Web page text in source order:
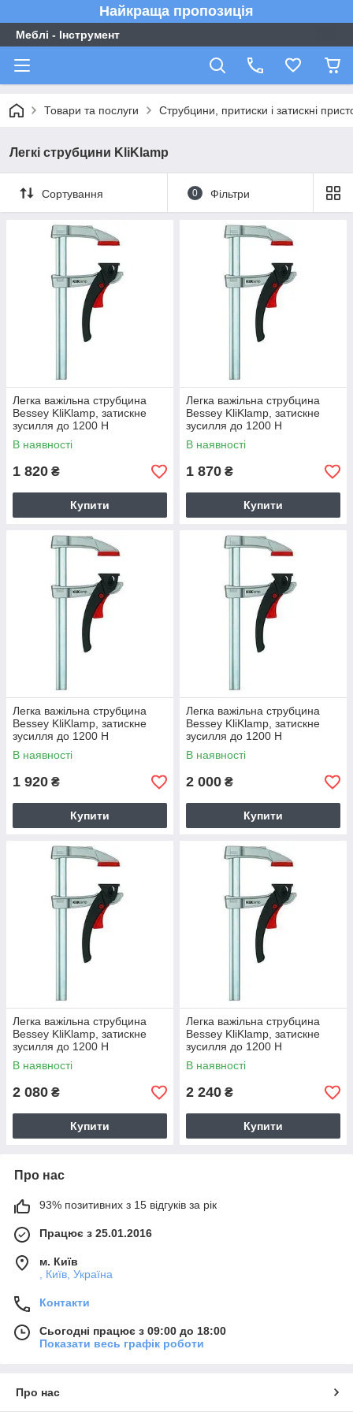
Найкраща пропозиція
Меблі - Інструмент
Товари та послуги Струбцини, притиски і затискні
Легкі струбцини KliKlamp
Сортування 0 Фільтри
Легка важільна струбцина
Bessey KliKlamp, затискне
зусилля до 1200 Н
В наявності
1 820 ₴
Купити
Легка важільна струбцина
Bessey KliKlamp, затискне
зусилля до 1200 Н
В наявності
1 870 ₴
Купити
Легка важільна струбцина
Bessey KliKlamp, затискне
зусилля до 1200 Н
В наявності
1 920 ₴
Купити
Легка важільна струбцина
Bessey KliKlamp, затискне
зусилля до 1200 Н
В наявності
2 000 ₴
Купити
Легка важільна струбцина
Bessey KliKlamp, затискне
зусилля до 1200 Н
В наявності
2 080 ₴
Купити
Легка важільна струбцина
Bessey KliKlamp, затискне
зусилля до 1200 Н
В наявності
2 240 ₴
Купити
Про нас
93% позитивних з 15 відгуків за рік
Працює з 25.01.2016
м. Київ
, Київ, Україна
Контакти
Сьогодні працює з 09:00 до 18:00
Показати весь графік роботи
Про нас